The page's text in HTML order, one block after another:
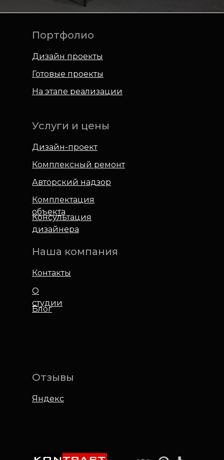
Портфолио
Дизайн проекты
Готовые проекты
На этапе реализации
Услуги и цены
Дизайн-проект
Комплексный ремонт
Авторский надзор
Наша компания
Контакты
Комплектация
объекта
О
студии
Отзывы
Яндекс
Консультация
дизайнера
Блог